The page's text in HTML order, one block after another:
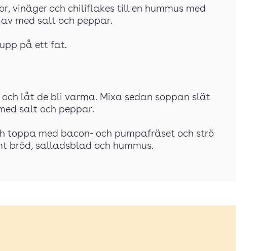
vinäger och chiliflakes till en hummus med
med salt och peppar.
på ett fat.
låt de bli varma. Mixa sedan soppan slät
salt och peppar.
toppa med bacon- och pumpafräset och strö
bröd, salladsblad och hummus.